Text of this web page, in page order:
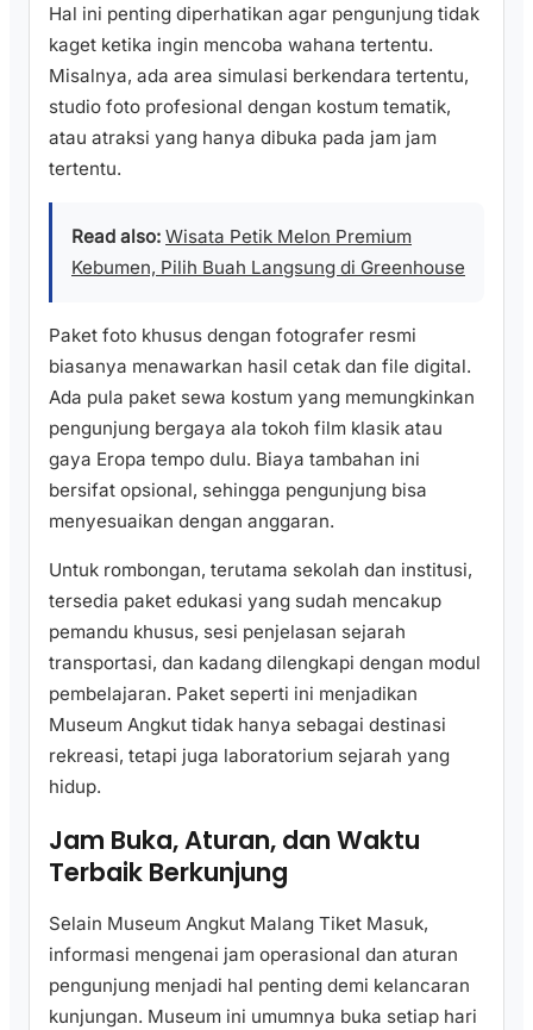
Hal ini penting diperhatikan agar pengunjung tidak
kaget ketika ingin mencoba wahana tertentu.
Misalnya, ada area simulasi berkendara tertentu,
studio foto profesional dengan kostum tematik,
atau atraksi yang hanya dibuka pada jam jam
tertentu.
Read also: Wisata Petik Melon Premium
Kebumen, Pilih Buah Langsung di Greenhouse
Paket foto khusus dengan fotografer resmi
biasanya menawarkan hasil cetak dan file digital.
Ada pula paket sewa kostum yang memungkinkan
pengunjung bergaya ala tokoh film klasik atau
gaya Eropa tempo dulu. Biaya tambahan ini
bersifat opsional, sehingga pengunjung bisa
menyesuaikan dengan anggaran.
Untuk rombongan, terutama sekolah dan institusi,
tersedia paket edukasi yang sudah mencakup
pemandu khusus, sesi penjelasan sejarah
transportasi, dan kadang dilengkapi dengan modul
pembelajaran. Paket seperti ini menjadikan
Museum Angkut tidak hanya sebagai destinasi
rekreasi, tetapi juga laboratorium sejarah yang
hidup.
Jam Buka, Aturan, dan Waktu
Terbaik Berkunjung
Selain Museum Angkut Malang Tiket Masuk,
informasi mengenai jam operasional dan aturan
pengunjung menjadi hal penting demi kelancaran
kunjungan. Museum ini umumnya buka setiap hari